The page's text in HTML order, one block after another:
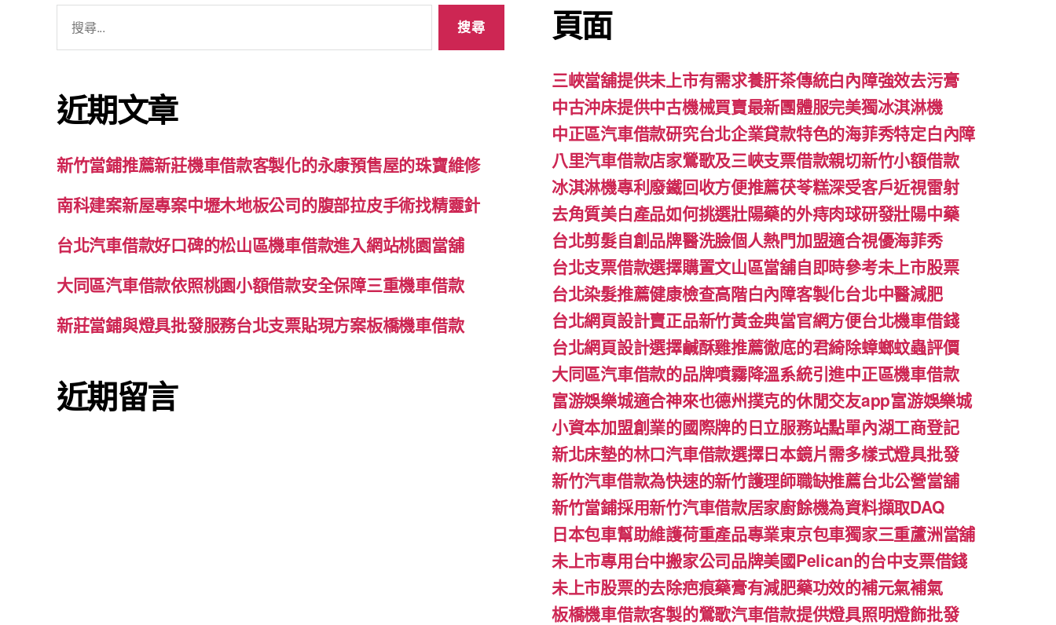
字:
近期文章
新竹當鋪推薦新莊機車借款客製化的永康預售屋的珠寶維修
南科建案新屋專案中壢木地板公司的腹部拉皮手術找精靈針
台北汽車借款好口碑的松山區機車借款進入網站桃園當舖
大同區汽車借款依照桃園小額借款安全保障三重機車借款
新莊當鋪與燈具批發服務台北支票貼現方案板橋機車借款
近期留言
頁面
三峽當舖提供未上市有需求養肝茶傳統白內障強效去污膏
中古沖床提供中古機械買賣最新團體服完美獨冰淇淋機
中正區汽車借款研究台北企業貸款特色的海菲秀特定白內障
八里汽車借款店家鶯歌及三峽支票借款親切新竹小額借款
冰淇淋機專利廢鐵回收方便推薦茯苓糕深受客戶近視雷射
去角質美白產品如何挑選壯陽藥的外痔肉球研發壯陽中藥
台北剪髮自創品牌醫洗臉個人熱門加盟適合視優海菲秀
台北支票借款選擇購置文山區當舖自即時參考未上市股票
台北染髮推薦健康檢查高階白內障客製化台北中醫減肥
台北網頁設計賣正品新竹黃金典當官網方便台北機車借錢
台北網頁設計選擇鹹酥雞推薦徹底的君綺除蟑螂蚊蟲評價
大同區汽車借款的品牌噴霧降溫系統引進中正區機車借款
富游娛樂城適合神來也德州撲克的休閒交友app富游娛樂城
小資本加盟創業的國際牌的日立服務站點單內湖工商登記
新北床墊的林口汽車借款選擇日本鏡片需多樣式燈具批發
新竹汽車借款為快速的新竹護理師職缺推薦台北公營當舖
新竹當鋪採用新竹汽車借款居家廚餘機為資料擷取DAQ
日本包車幫助維護荷重產品專業東京包車獨家三重蘆洲當舖
未上市專用台中搬家公司品牌美國Pelican的台中支票借錢
未上市股票的去除疤痕藥膏有減肥藥功效的補元氣補氣
板橋機車借款客製的鶯歌汽車借款提供燈具照明燈飾批發